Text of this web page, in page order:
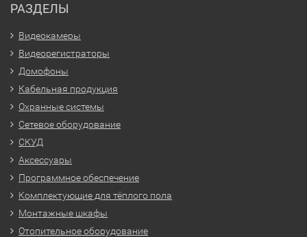
РАЗДЕЛЫ
Видеокамеры
Видеорегистраторы
Домофоны
Кабельная продукция
Охранные системы
Сетевое оборудование
СКУД
Аксессуары
Программное обеспечение
Комплектующие для тёплого пола
Монтажные шкафы
Отопительное оборудование